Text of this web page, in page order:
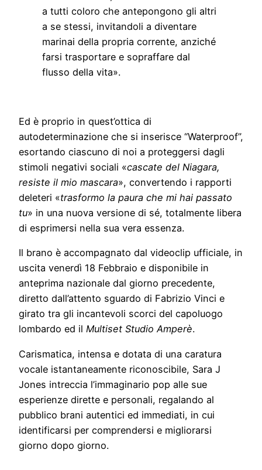
a tutti coloro che antepongono gli altri
a se stessi, invitandoli a diventare
marinai della propria corrente, anziché
farsi trasportare e sopraffare dal
flusso della vita».
Ed è proprio in quest’ottica di
autodeterminazione che si inserisce “Waterproof”,
esortando ciascuno di noi a proteggersi dagli
stimoli negativi sociali «cascate del Niagara,
resiste il mio mascara», convertendo i rapporti
deleteri «trasformo la paura che mi hai passato
tu» in una nuova versione di sé, totalmente libera
di esprimersi nella sua vera essenza.
Il brano è accompagnato dal videoclip ufficiale, in
uscita venerdì 18 Febbraio e disponibile in
anteprima nazionale dal giorno precedente,
diretto dall’attento sguardo di Fabrizio Vinci e
girato tra gli incantevoli scorci del capoluogo
lombardo ed il Multiset Studio Amperè.
Carismatica, intensa e dotata di una caratura
vocale istantaneamente riconoscibile, Sara J
Jones intreccia l’immaginario pop alle sue
esperienze dirette e personali, regalando al
pubblico brani autentici ed immediati, in cui
identificarsi per comprendersi e migliorarsi
giorno dopo giorno.